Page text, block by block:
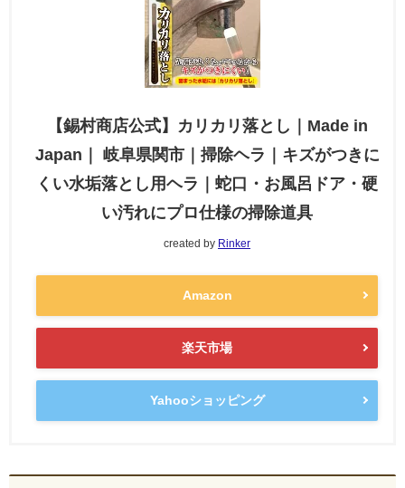
【錫村商店公式】カリカリ落とし｜Made in
Japan｜ 岐阜県関市｜掃除ヘラ｜キズがつきに
くい水垢落とし用ヘラ｜蛇口・お風呂ドア・硬
い汚れにプロ仕様の掃除道具
created by Rinker
Amazon
楽天市場
Yahooショッピング